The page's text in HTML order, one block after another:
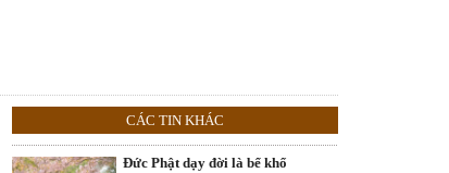
CÁC TIN KHÁC
Đức Phật dạy đời là bể khổ